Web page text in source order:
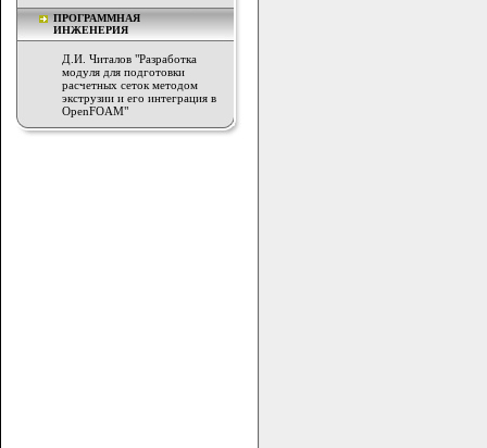
ПРОГРАММНАЯ
ИНЖЕНЕРИЯ
Д.И. Читалов "Разработка
модуля для подготовки
расчетных сеток методом
экструзии и его интеграция в
OpenFOAM"